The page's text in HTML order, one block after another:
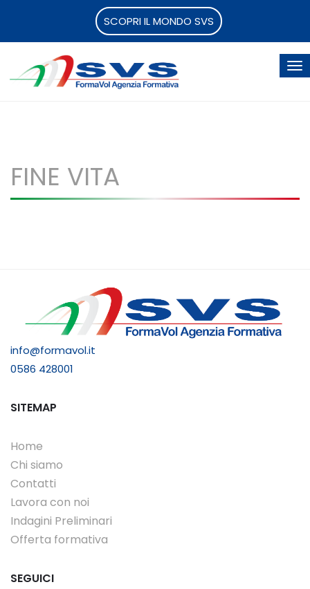
SCOPRI IL MONDO SVS
FINE VITA
info@formavol.it
0586 428001
SITEMAP
Home
Chi siamo
Contatti
Lavora con noi
Indagini Preliminari
Offerta formativa
SEGUICI